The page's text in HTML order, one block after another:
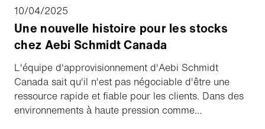
10/04/2025
Une nouvelle histoire pour les stocks
chez Aebi Schmidt Canada
L'équipe d'approvisionnement d'Aebi Schmidt
Canada sait qu'il n'est pas négociable d'être une
ressource rapide et fiable pour les clients. Dans des
environnements à haute pression comme